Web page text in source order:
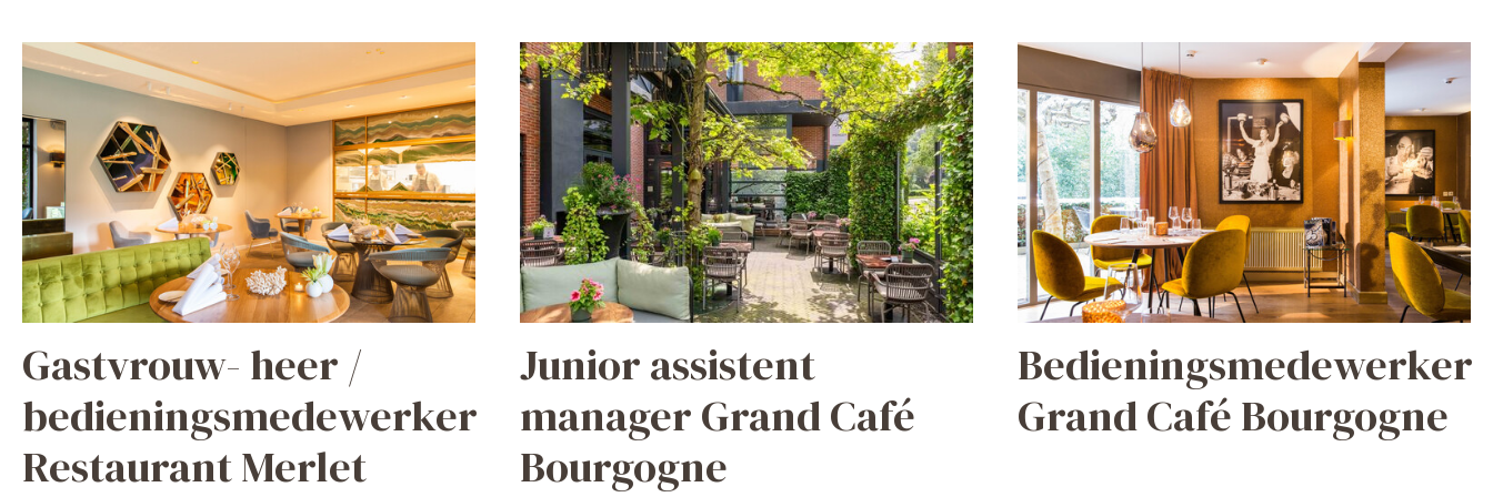
Gastvrouw- heer /
bedieningsmedewerker
Restaurant Merlet
Junior assistent
manager Grand Café
Bourgogne
Bedieningsmedewerker
Grand Café Bourgogne